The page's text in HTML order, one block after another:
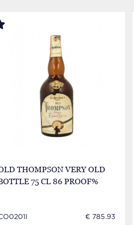
THOMPSON VERY OLD
75 CL 86 PROOF%
€ 785.93